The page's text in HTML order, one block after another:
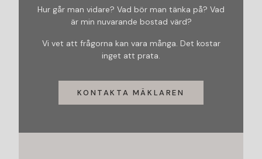
Hur går man vidare? Vad bör man tänka på? Vad
är min nuvarande bostad värd?
Vi vet att frågorna kan vara många. Det kostar
inget att prata.
KONTAKTA MÄKLAREN